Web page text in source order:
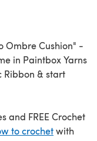
Ombre Cushion" -
in Paintbox Yarns
Ribbon & start
and FREE Crochet
to crochetwith